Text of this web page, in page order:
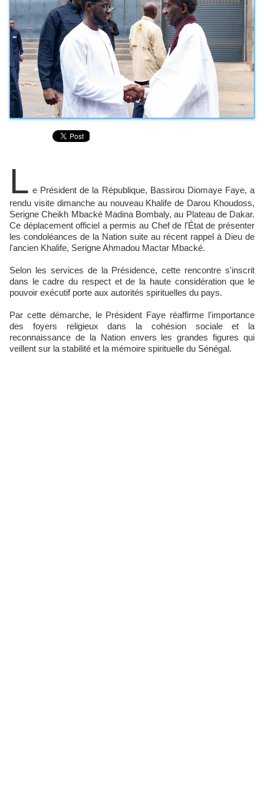
L e Président de la République, Bassirou Diomaye Faye, a
rendu visite dimanche au nouveau Khalife de Darou Khoudoss,
Serigne Cheikh Mbacké Madina Bombaly, au Plateau de Dakar.
Ce déplacement officiel a permis au Chef de l'État de présenter
les condoléances de la Nation suite au récent rappel à Dieu de
l'ancien Khalife, Serigne Ahmadou Mactar Mbacké.
Selon les services de la Présidence, cette rencontre s'inscrit
dans le cadre du respect et de la haute considération que le
pouvoir exécutif porte aux autorités spirituelles du pays.
Par cette démarche, le Président Faye réaffirme l'importance
des foyers religieux dans la cohésion sociale et la
reconnaissance de la Nation envers les grandes figures qui
veillent sur la stabilité et la mémoire spirituelle du Sénégal.